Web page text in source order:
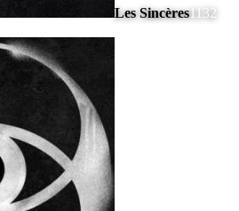
Les Sincères1132